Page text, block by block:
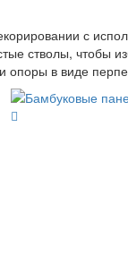
с
стволы, чтобы
опоры в виде